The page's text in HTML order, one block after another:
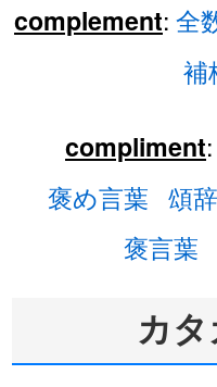
complement: 全
補
compliment:
褒め言葉 頌辞
褒言葉
カ